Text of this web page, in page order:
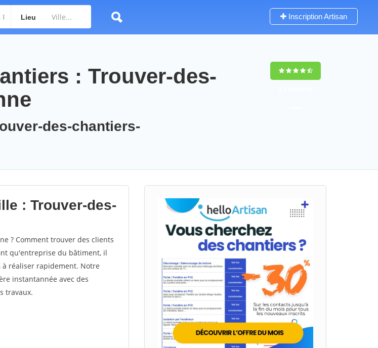
Lieu Inscription Artisan
: Trouver-des-
des-chantiers-
: Trouver-des-
? Comment trouver des clients
qu'entreprise du bâtiment, il
réaliser rapidement. Notre
instantannée avec des
travaux.